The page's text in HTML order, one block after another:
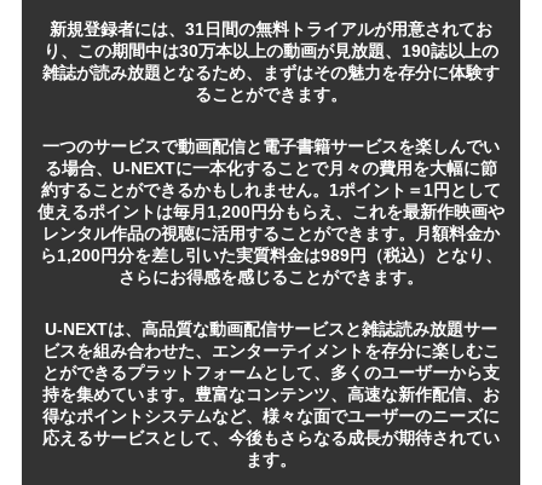
新規登録者には、31日間の無料トライアルが用意されてお
り、この期間中は30万本以上の動画が見放題、190誌以上の
雑誌が読み放題となるため、まずはその魅力を存分に体験す
ることができます。
一つのサービスで動画配信と電子書籍サービスを楽しんでい
る場合、U-NEXTに一本化することで月々の費用を大幅に節
約することができるかもしれません。1ポイント＝1円として
使えるポイントは毎月1,200円分もらえ、これを最新作映画や
レンタル作品の視聴に活用することができます。月額料金か
ら1,200円分を差し引いた実質料金は989円（税込）となり、
さらにお得感を感じることができます。
U-NEXTは、高品質な動画配信サービスと雑誌読み放題サー
ビスを組み合わせた、エンターテイメントを存分に楽しむこ
とができるプラットフォームとして、多くのユーザーから支
持を集めています。豊富なコンテンツ、高速な新作配信、お
得なポイントシステムなど、様々な面でユーザーのニーズに
応えるサービスとして、今後もさらなる成長が期待されてい
ます。